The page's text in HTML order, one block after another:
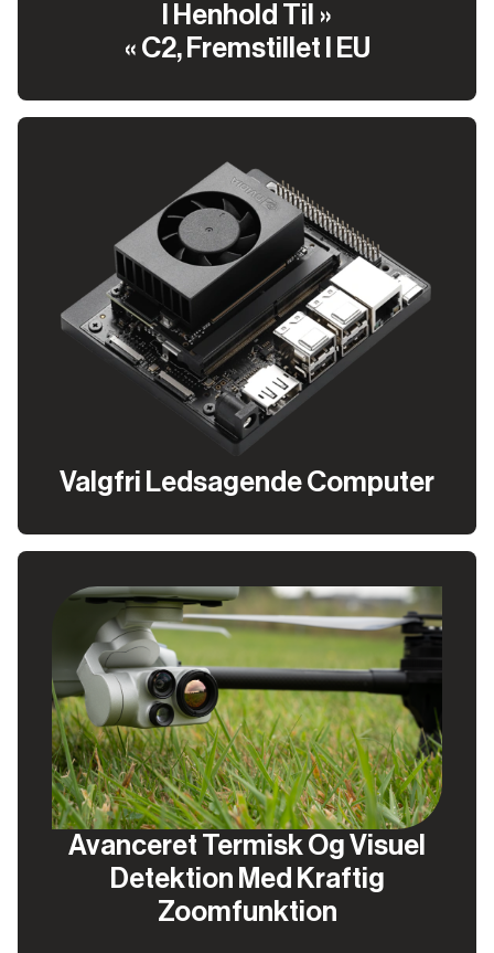
I Henhold Til »
« C2, Fremstillet I EU
Valgfri Ledsagende Computer
Avanceret Termisk Og Visuel
Detektion Med Kraftig
Zoomfunktion